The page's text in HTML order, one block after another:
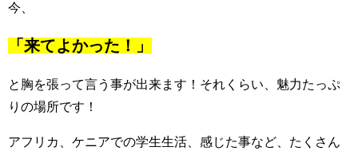
今、
「来てよかった！」
と胸を張って言う事が出来ます！それくらい、魅力たっぷ
りの場所です！
アフリカ、ケニアでの学生生活、感じた事など、たくさん